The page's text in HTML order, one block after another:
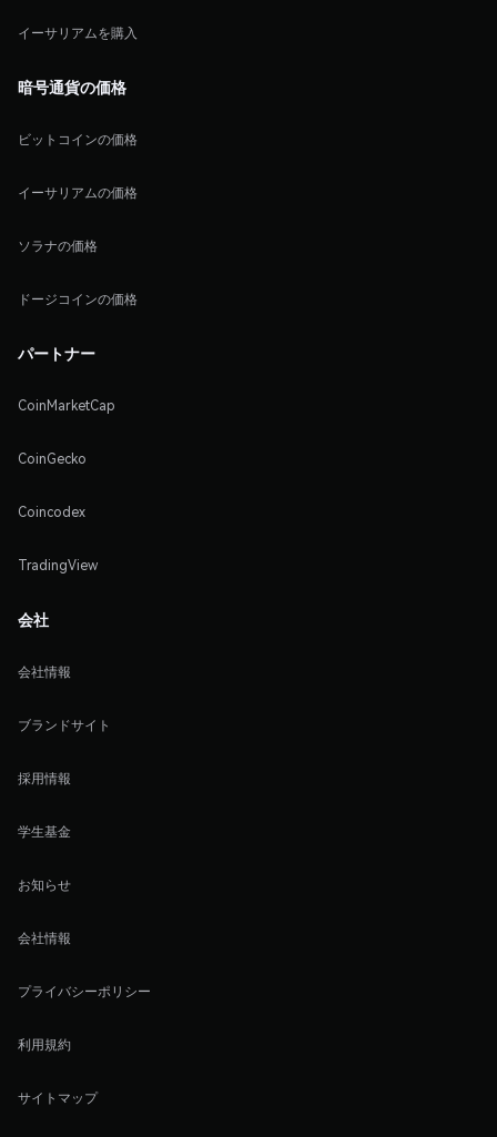
イーサリアムを購入
暗号通貨の価格
ビットコインの価格
イーサリアムの価格
ソラナの価格
ドージコインの価格
パートナー
CoinMarketCap
CoinGecko
Coincodex
TradingView
会社
会社情報
ブランドサイト
採用情報
学生基金
お知らせ
会社情報
プライバシーポリシー
利用規約
サイトマップ